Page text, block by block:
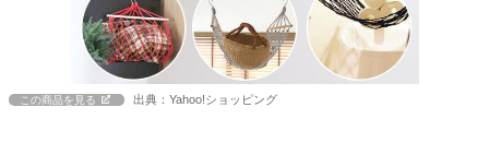
この商品を見る 出典：Yahoo!ショッピング